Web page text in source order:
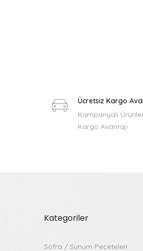
Ücretsiz Kargo
Kampanyalı
Kargo Avantajı
Kategoriler
Sofra / Sunum Peçeteleri